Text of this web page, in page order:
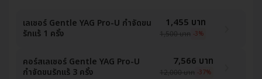
เลเซอร์ Gentle YAG Pro-U กำจัดขน
รักแร้ 1 ครั้ง
1,455 บาท
1,500 บาท -3%
คอร์สเลเซอร์ Gentle YAG Pro-U
กำจัดขนรักแร้ 3 ครั้ง
7,566 บาท
12,000 บาท -37%